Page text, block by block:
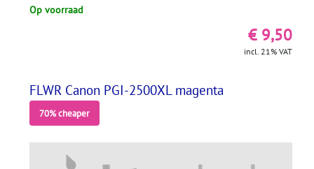
Op voorraad
€ 9,50
incl. 21% VAT
FLWR Canon PGI-2500XL magenta
70% cheaper